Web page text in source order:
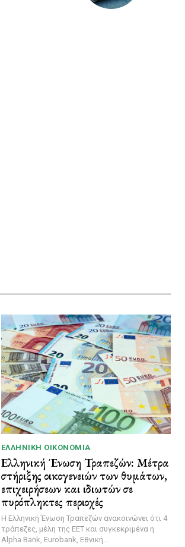
ΕΛΛΗΝΙΚΉ ΟΙΚΟΝΟΜΊΑ
Ελληνική Ένωση Τραπεζών: Μέτρα
στήριξης οικογενειών των θυμάτων,
επιχειρήσεων και ιδιωτών σε
πυρόπληκτες περιοχές
Η Ελληνική Ένωση Τραπεζών ανακοινώνει ότι 4
τράπεζες, μέλη της ΕΕΤ και συγκεκριμένα η
Alpha Bank, Eurobank, Εθνική...